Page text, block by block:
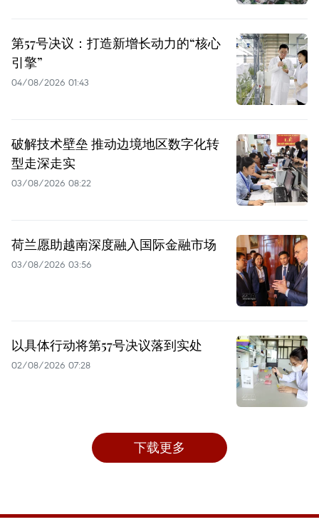
第57号决议：打造新增长动力的“核心
引擎”
04/08/2026 01:43
破解技术壁垒 推动边境地区数字化转
型走深走实
03/08/2026 08:22
荷兰愿助越南深度融入国际金融市场
03/08/2026 03:56
以具体行动将第57号决议落到实处
02/08/2026 07:28
下载更多